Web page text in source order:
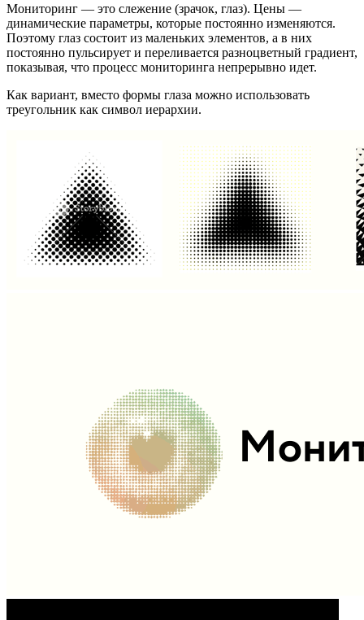
Мониторинг — это слежение (зрачок, глаз). Цены —
динамические параметры, которые постоянно изменяются.
Поэтому глаз состоит из маленьких элементов, а в них
постоянно пульсирует и переливается разноцветный градиент,
показывая, что процесс мониторинга непрерывно идет.
Как вариант, вместо формы глаза можно использовать
треугольник как символ иерархии.